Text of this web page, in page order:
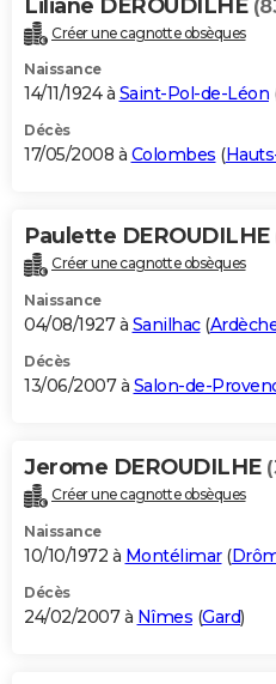
Liliane DEROUDILHE
Créer une cagnotte obsèques
Naissance
14/11/1924 à Saint-Pol-de-Léon
Décès
17/05/2008 à Colombes (
Paulette DEROUDILHE
Créer une cagnotte obsèques
Naissance
04/08/1927 à Sanilhac(
Décès
13/06/2007 à Salon-de-
Jerome DEROUDILHE
Créer une cagnotte obsèques
Naissance
10/10/1972 à Montélimar(
Décès
24/02/2007 à Nîmes (Gard)